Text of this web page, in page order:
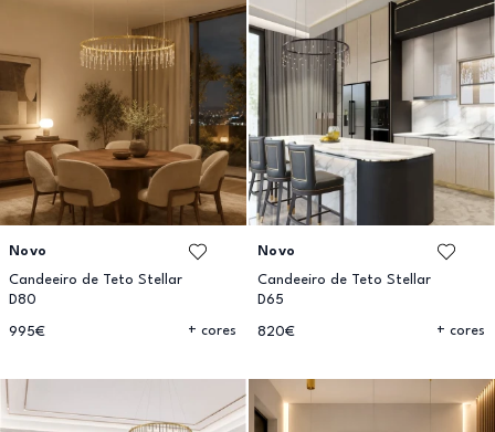
Novo
Candeeiro de Teto Stellar
D80
995€ + cores
Novo
Candeeiro de Teto Stellar
D65
820€ + cores